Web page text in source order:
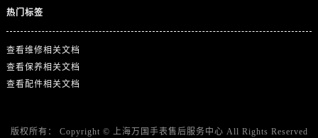
热门标签
查看维修相关文档
查看保养相关文档
查看配件相关文档
版权所有： Copyright © 上海万国手表售后服务中心 All Rights Reserved